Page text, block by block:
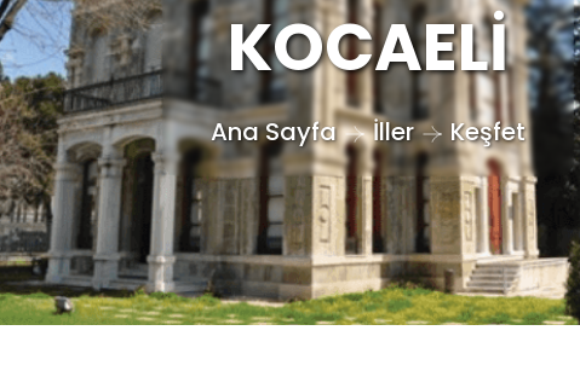
KOCAELİ
Ana Sayfa İller Keşfet